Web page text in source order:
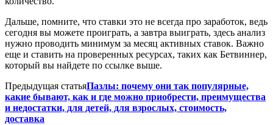
Дальше, помните, что ставки это не всегда про заработок, ведь
сегодня вы можете проиграть, а завтра выиграть, здесь анализ
нужно проводить минимум за месяц активных ставок. Важно
еще и ставить на проверенных ресурсах, таких как Бетвиннер,
который вы найдете по ссылке выше.
Предыдущая статьяПазлы: почему они так популярные,
какие бывают, как и где можно приобрести, преимущества
и недостатки, для детей, для взрослых, стоимость,
доставка